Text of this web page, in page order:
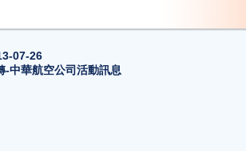
07-26
-中華航空公司活動訊息